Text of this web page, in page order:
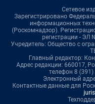
Сетевое
Зарегистрировано
информационных
(Роскомнадзор).
регистрации - ЭЛ
Учредитель: Общество с
Главный редактор:
Адрес редакции: 660017,
телефон 8 (391)
Электронный
Контактные данные для